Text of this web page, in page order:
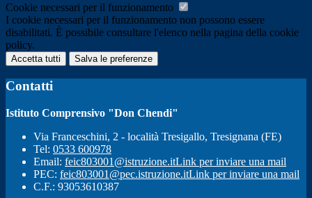
Cookie necessari per il funzionamento
I cookie necessari per il funzionamento non possono essere
disabilitati. È possibile consultare l'elenco nella pagina della cookie
policy.
Accetta tutti Salva le preferenze
Contatti
Istituto Comprensivo "Don Chendi"
Via Franceschini, 2 - località Tresigallo, Tresignana (FE)
Tel: 0533 600978
Email: feic803001@istruzione.itLink per inviare una mail
PEC: feic803001@pec.istruzione.itLink per inviare una mail
C.F.: 93053610387